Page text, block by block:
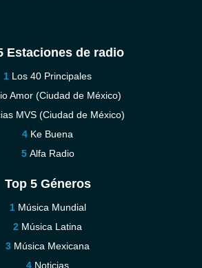
Estaciones de radio
Los 40 Principales
Amor (Ciudad de México)
MVS (Ciudad de México)
Ke Buena
Alfa Radio
Top 5 Géneros
Música Mundial
Música Latina
Música Mexicana
Noticias